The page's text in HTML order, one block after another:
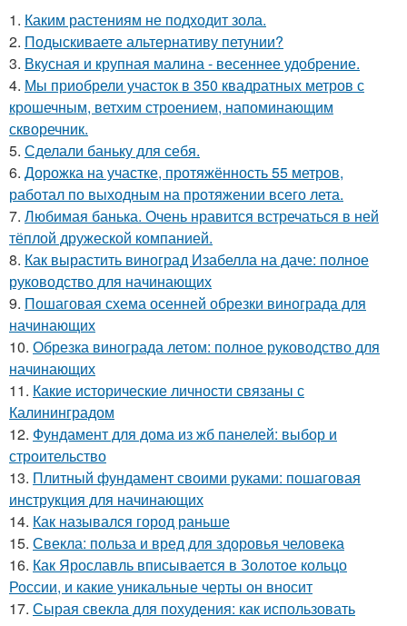
1. Каким растениям не подходит зола.
2. Подыскиваете альтернативу петунии?
3. Вкусная и крупная малина - весеннее удобрение.
4. Мы приобрели участок в 350 квадратных метров с
крошечным, ветхим строением, напоминающим
скворечник.
5. Сделали баньку для себя.
6. Дорожка на участке, протяжённость 55 метров,
работал по выходным на протяжении всего лета.
7. Любимая банька. Очень нравится встречаться в ней
тёплой дружеской компанией.
8. Как вырастить виноград Изабелла на даче: полное
руководство для начинающих
9. Пошаговая схема осенней обрезки винограда для
начинающих
10. Обрезка винограда летом: полное руководство для
начинающих
11. Какие исторические личности связаны с
Калининградом
12. Фундамент для дома из жб панелей: выбор и
строительство
13. Плитный фундамент своими руками: пошаговая
инструкция для начинающих
14. Как назывался город раньше
15. Свекла: польза и вред для здоровья человека
16. Как Ярославль вписывается в Золотое кольцо
России, и какие уникальные черты он вносит
17. Сырая свекла для похудения: как использовать